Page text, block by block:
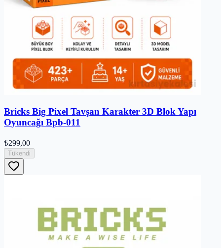
Bricks Big Pixel Tavşan Karakter 3D Blok Yapı
Oyuncağı Bpb-011
₺299,00
Tükendi